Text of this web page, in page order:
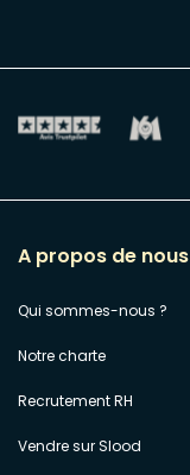
A propos de nous
Qui sommes-nous ?
Notre charte
Recrutement RH
Vendre sur Slood